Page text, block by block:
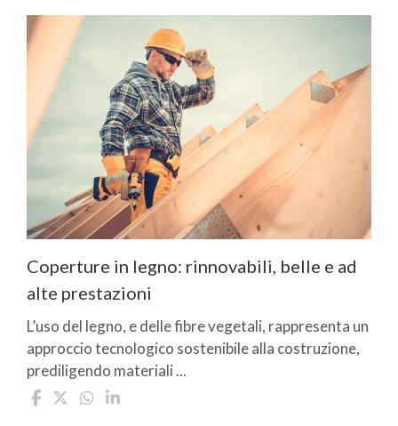
Coperture in legno: rinnovabili, belle e ad
alte prestazioni
L’uso del legno, e delle fibre vegetali, rappresenta un
approccio tecnologico sostenibile alla costruzione,
prediligendo materiali ...